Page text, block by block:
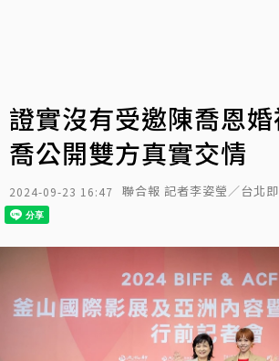
證實沒有受邀陳喬恩
喬公開雙方真實交情
2024-09-23 16:47 聯合報 記者李姿瑩／台北